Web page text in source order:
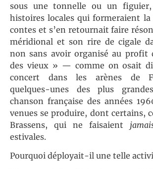
sous une tonnelle ou un
histoires locales qui formeraient la
contes et s’en retournait faire
méridional et son rire de cigale
non sans avoir organisé au profit
des vieux » — comme on osait
concert dans les arènes de
quelques-unes des plus
chanson française des années
venues se produire, dont certains,
Brassens, qui ne faisaient
estivales.
Pourquoi déployait-il une telle